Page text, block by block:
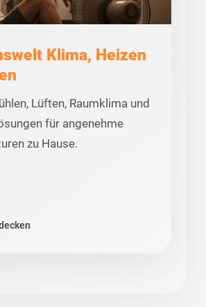
Klima, Heizen
Lüften, Raumklima und
für angenehme
zu Hause.